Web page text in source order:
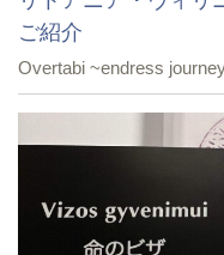
ご紹介
Overtabi ~endress